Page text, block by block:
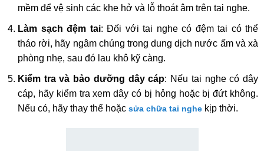
mềm để vệ sinh các khe hở và lỗ thoát âm trên tai nghe.
Làm sạch đệm tai: Đối với tai nghe có đệm tai có thể
tháo rời, hãy ngâm chúng trong dung dịch nước ấm và xà
phòng nhẹ, sau đó lau khô kỹ càng.
Kiểm tra và bảo dưỡng dây cáp: Nếu tai nghe có dây
cáp, hãy kiểm tra xem dây có bị hỏng hoặc bị đứt không.
Nếu có, hãy thay thế hoặc sửa chữa tai nghe kịp thời.